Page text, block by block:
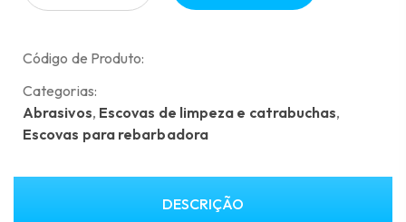
Código de Produto:
Categorias:
Abrasivos, Escovas de limpeza e catrabuchas,
Escovas para rebarbadora
DESCRIÇÃO